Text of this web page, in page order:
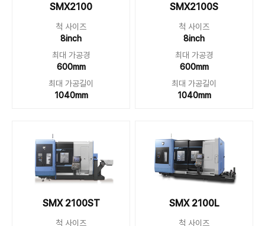
SMX2100
척 사이즈
8inch
최대 가공경
600mm
최대 가공길이
1040mm
SMX2100S
척 사이즈
8inch
최대 가공경
600mm
최대 가공길이
1040mm
SMX 2100ST
척 사이즈
SMX 2100L
척 사이즈